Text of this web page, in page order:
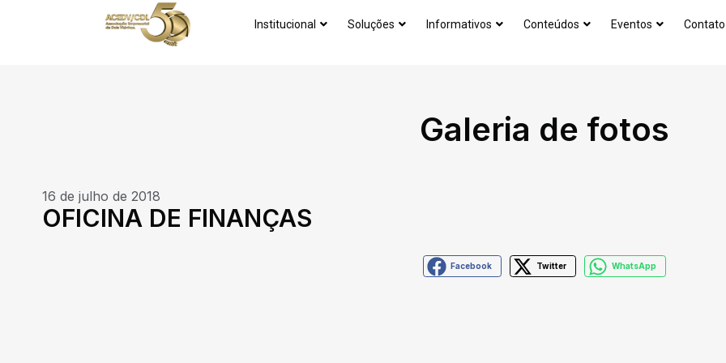
Institucional Soluções Informativos Conteúdos Eventos Contato
Galeria de fotos
16 de julho de 2018
OFICINA DE FINANÇAS
Facebook Twitter WhatsApp